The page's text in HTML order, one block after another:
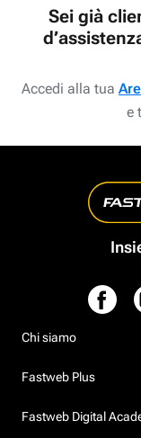
Sei già
Accedi alla tua
e
Chi siamo
Fastweb Plus
Fastweb Digital